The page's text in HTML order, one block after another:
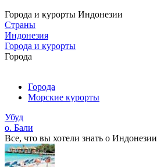
Города и курорты Индонезии
Страны
Индонезия
Города и курорты
Города
Города
Морские курорты
Убуд
о. Бали
Все, что вы хотели знать o Индонезии